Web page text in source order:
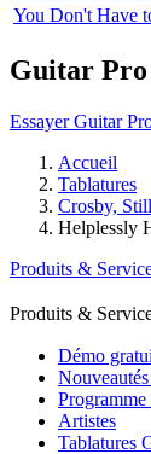
You Don't Have
Guitar Pro
Essayer Guitar
Accueil
Tablatures
Crosby,
Helplessly
Produits &
Produits &
Démo
Programme
Artistes
Tablatures